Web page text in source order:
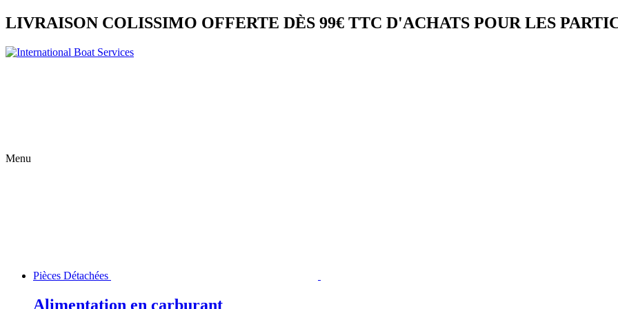
LIVRAISON COLISSIMO OFFERTE DÈS 99€ TTC D'ACHATS POUR LES
Menu
Pièces Détachées
Alimentation en carburant